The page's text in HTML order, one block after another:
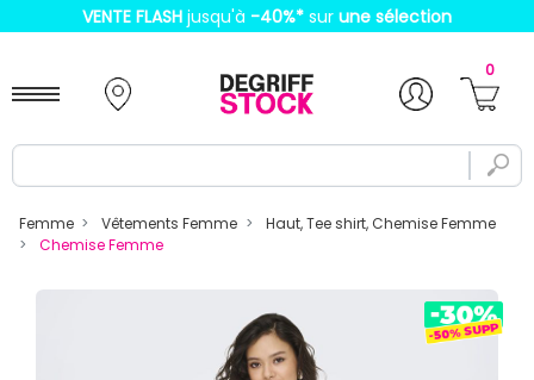
VENTE FLASH jusqu'à -40%* sur une sélection
0
Femme Vêtements Femme
Haut, Tee shirt, Chemise Femme
Chemise Femme